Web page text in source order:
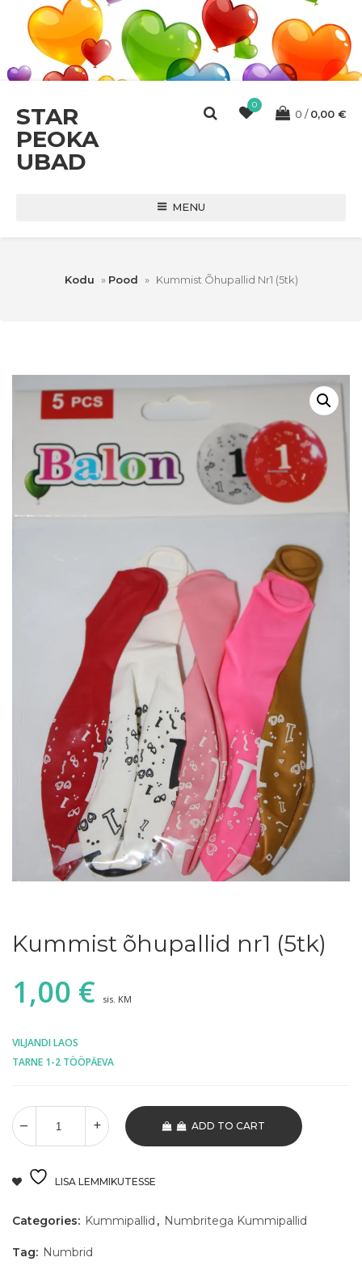
STAR
PEOKA
UBAD
0
0 0,00 €
MENU
Kodu » Pood » Kummist Õhupallid Nr1 (5tk)
Kummist õhupallid nr1 (5tk)
1,00 € sis. KM
VILJANDI LAOS
TARNE 1-2 TÖÖPÄEVA
ADD TO CART
LISA LEMMIKUTESSE
Categories: Kummipallid , Numbritega Kummipallid
Tag: Numbrid